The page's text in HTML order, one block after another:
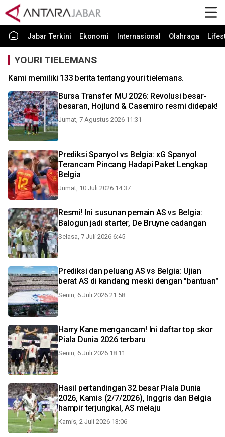
Jabar Terkini Ekonomi Internasional Olahraga
YOURI TIELEMANS
Kami memiliki 133 berita tentang youri tielemans.
Bursa Transfer MU 2026: Revolusi besar-
besaran, Hojlund & Casemiro resmi didepak!
Jumat, 7 Agustus 2026 11:31
Prediksi Spanyol vs Belgia: xG Spanyol
Terancam Pincang Hadapi Paket Lengkap
Belgia
Jumat, 10 Juli 2026 14:37
Resmi! Ini susunan pemain AS vs Belgia:
Balogun jadi starter, De Bruyne cadangan
Selasa, 7 Juli 2026 6:45
Prediksi dan peluang AS vs Belgia: Ujian
berat AS di kandang meski dengan "bantuan"
Senin, 6 Juli 2026 21:58
Harry Kane mengancam! Ini daftar top skor
Piala Dunia 2026 terbaru
Senin, 6 Juli 2026 18:11
Hasil pertandingan 32 besar Piala Dunia
2026, Kamis (2/7/2026), Inggris dan Belgia
hampir terjungkal, AS melaju
Kamis, 2 Juli 2026 13:06